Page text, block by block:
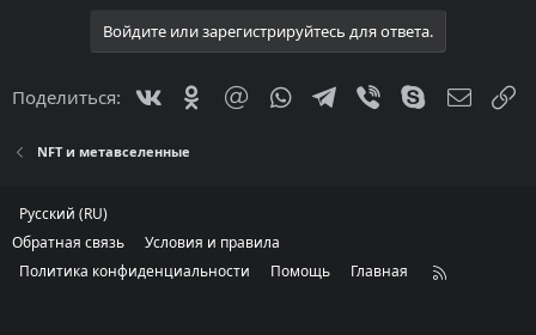
Войдите или зарегистрируйтесь для ответа.
Поделиться: VkontakteOdnoklassniki
Mail.ru WhatsApp
Telegram
ViberSkype
NFT и метавселенные
Русский (RU)
Обратная связь
Условия и правила
Политика конфиденциальности
Помощь Главная
R